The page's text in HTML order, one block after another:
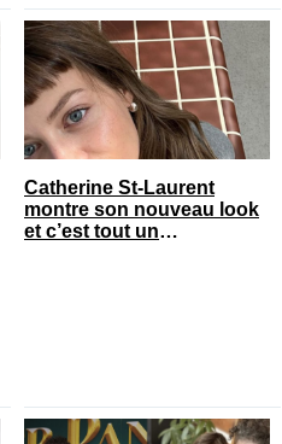
Catherine St-Laurent
montre son nouveau look
et c’est tout un